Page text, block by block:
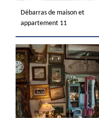
Débarras de maison et
appartement 11